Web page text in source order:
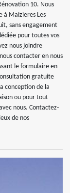
10. Nous
à Maizieres Les
sans engagement
pour toutes vos
nous joindre
contacter en nous
le formulaire en
gratuite
conception de la
ou pour tout
nous. Contactez-
de nos